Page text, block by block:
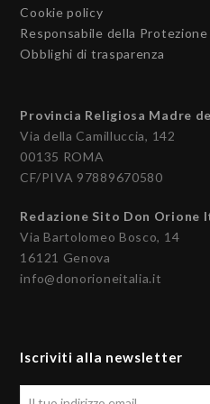
Cookie policy
Responsabile della
Obblighi di trasparenza
Provincia Religiosa Madre
Via della Camilluccia, 142
00135 ROMA
CF/PIVA 97889670580
Redazione Sito Don Orione
Via Bartolomeo Bosco, 14
16121 Genova
info@donorioneitalia.it
Iscriviti alla newsletter